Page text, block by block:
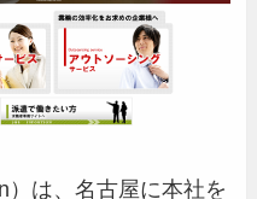
は、名古屋に本社を